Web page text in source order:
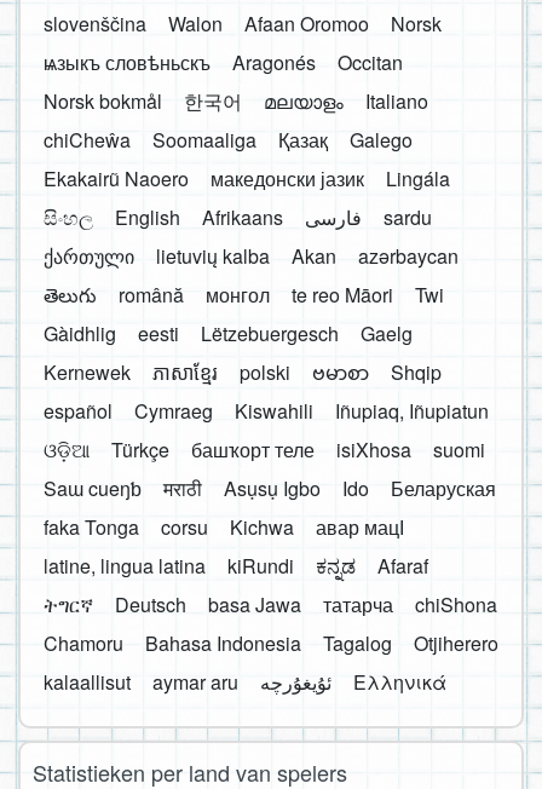
slovenščina
Walon Afaan Oromoo
Norsk
ѩзыкъ словѣньскъ
Aragonés
Occitan
Norsk bokmål
한국어 മലയാളം
Italiano
chiCheŵa
Soomaaliga Қазақ
Galego
Ekakairũ Naoero
македонски јазик
Lingála
සිංහල
English Afrikaans فارسی
sardu
ქართული
lietuvių kalba Akan
azərbaycan
తెలుగు
română монгол te reo Māori
Twi
Gàidhlig
eesti Lëtzebuergesch
Gaelg
Kernewek
ភាសាខ្មែរ polski ဗမာစာ
Shqip
español
Cymraeg Kiswahili
Iñupiaq, Iñupiatun
ଓଡ଼ିଆ
Türkçe башҡорт теле isiXhosa
suomi
Saɯ cueŋƅ
मराठी Asụsụ Igbo Ido
Беларуская
faka Tonga
corsu Kichwa
авар мацӀ
latine, lingua latina
kiRundi ಕನ್ನಡ
Afaraf
ትግርኛ
Deutsch basa Jawa татарча
chiShona
Chamoru
Bahasa Indonesia Tagalog
Otjiherero
kalaallisut
aymar aru Ελληνικά
Statistieken per land van spelers